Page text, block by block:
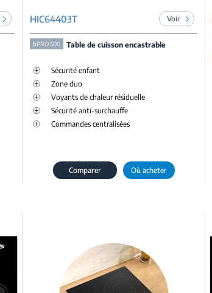
HIC64403T Voir
bPRO 500 Table de cuisson encastrable
Sécurité enfant
Zone duo
Voyants de chaleur résiduelle
Sécurité anti-surchauffe
Commandes centralisées
Comparer Où acheter